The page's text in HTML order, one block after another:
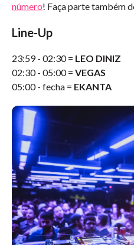
número! Faça parte também
Line-Up
23:59 - 02:30 = LEO DINIZ
02:30 - 05:00 = VEGAS
05:00 - fecha = EKANTA